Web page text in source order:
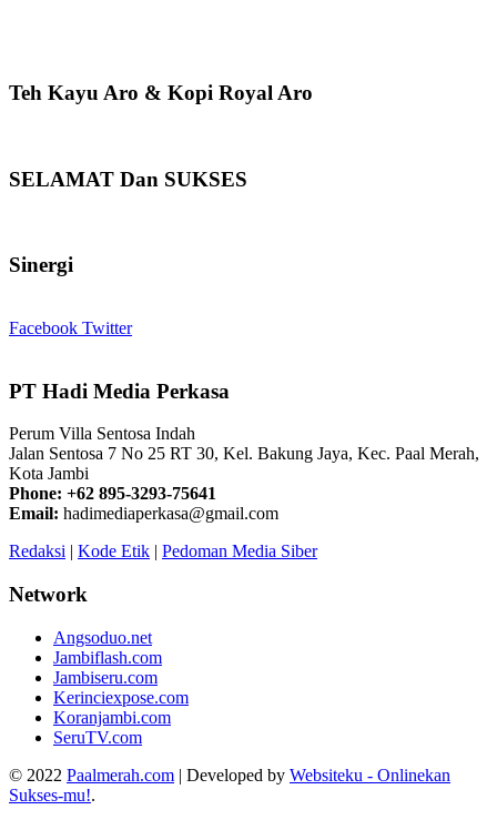
Teh Kayu Aro & Kopi Royal Aro
SELAMAT Dan SUKSES
Sinergi
Facebook Twitter
PT Hadi Media Perkasa
Perum Villa Sentosa Indah
Jalan Sentosa 7 No 25 RT 30, Kel. Bakung Jaya, Kec. Paal Merah,
Kota Jambi
Phone: +62 895-3293-75641
Email: hadimediaperkasa@gmail.com
Redaksi | Kode Etik | Pedoman Media Siber
Network
Angsoduo.net
Jambiflash.com
Jambiseru.com
Kerinciexpose.com
Koranjambi.com
SeruTV.com
© 2022 Paalmerah.com | Developed by Websiteku - Onlinekan
Sukses-mu!.